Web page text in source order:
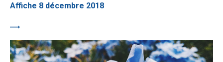
Affiche 8 décembre 2018